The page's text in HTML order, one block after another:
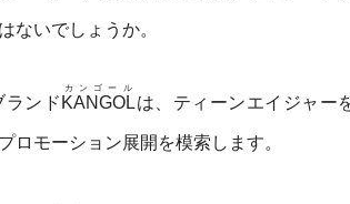
ないでしょうか。
ランド KANGOL
カンゴール
は、ティーンエイジャー
ロモーション展開を模索します。